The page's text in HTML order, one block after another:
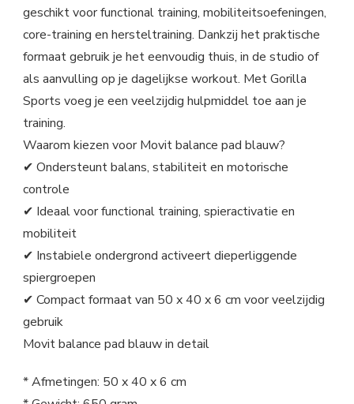
geschikt voor functional training, mobiliteitsoefeningen,
core-training en hersteltraining. Dankzij het praktische
formaat gebruik je het eenvoudig thuis, in de studio of
als aanvulling op je dagelijkse workout. Met Gorilla
Sports voeg je een veelzijdig hulpmiddel toe aan je
training.
Waarom kiezen voor Movit balance pad blauw?
✔ Ondersteunt balans, stabiliteit en motorische
controle
✔ Ideaal voor functional training, spieractivatie en
mobiliteit
✔ Instabiele ondergrond activeert dieperliggende
spiergroepen
✔ Compact formaat van 50 x 40 x 6 cm voor veelzijdig
gebruik
Movit balance pad blauw in detail
* Afmetingen: 50 x 40 x 6 cm